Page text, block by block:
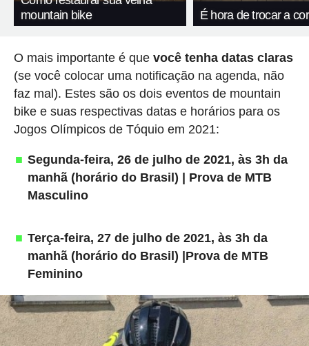
mountain bike
É hora de trocar a
O mais importante é que você tenha datas claras
(se você colocar uma notificação na agenda, não
faz mal). Estes são os dois eventos de mountain
bike e suas respectivas datas e horários para os
Jogos Olímpicos de Tóquio em 2021:
Segunda-feira, 26 de julho de 2021, às 3h da
manhã (horário do Brasil) | Prova de MTB
Masculino
Terça-feira, 27 de julho de 2021, às 3h da
manhã (horário do Brasil) |Prova de MTB
Feminino